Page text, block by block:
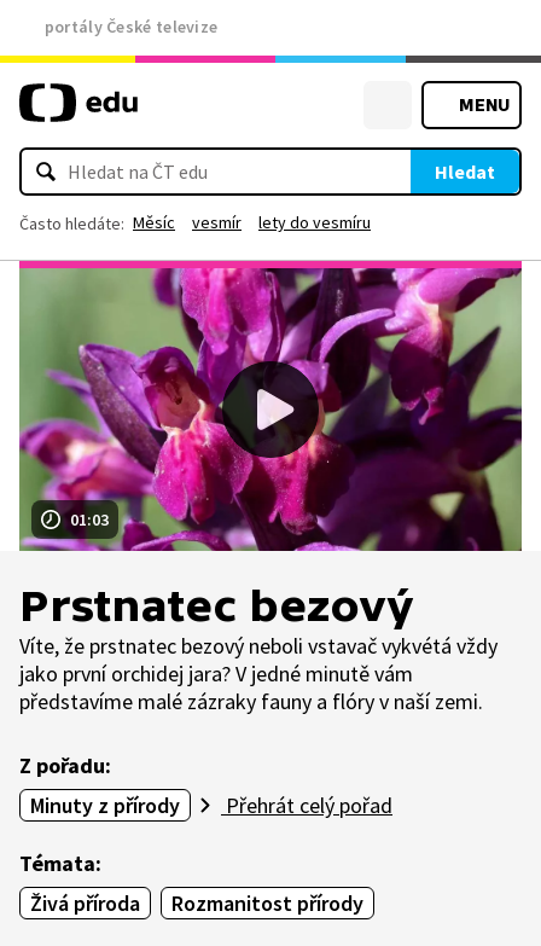
portály České televize
MENU
Hledat
Často hledáte: Měsíc vesmír lety do vesmíru
01:03
Prstnatec bezový
Víte, že prstnatec bezový neboli vstavač vykvétá vždy
jako první orchidej jara? V jedné minutě vám
představíme malé zázraky fauny a flóry v naší zemi.
Z pořadu:
Minuty z přírody
Přehrát celý pořad
Témata:
Živá příroda
Rozmanitost přírody